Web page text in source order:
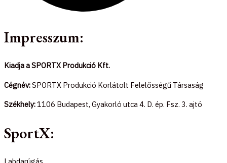
Impresszum:
Kiadja a SPORTX Produkció Kft.
Cégnév:SPORTX Produkció Korlátolt Felelősségű Társaság
Székhely:1106 Budapest, Gyakorló utca 4. D. ép. Fsz. 3. ajtó
SportX: